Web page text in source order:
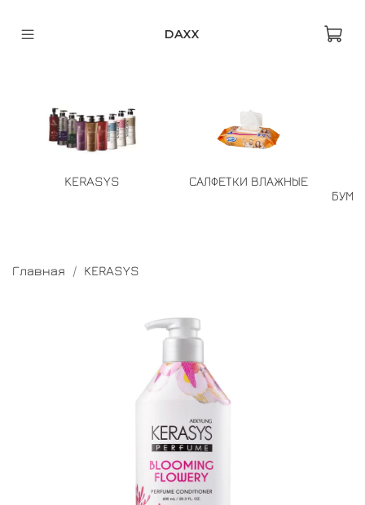
DAXX
KERASYS
САЛФЕТКИ ВЛАЖНЫЕ
Главная KERASYS